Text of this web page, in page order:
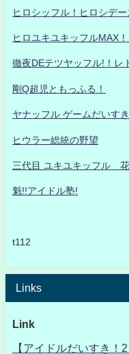
ヒロシッフル！ヒロシデ
ヒロユキユキッフルMAX
徹夜DEテツヤッフル!！レ
剛Q超児ともっふる！
ヤナッフル ゲームだいす
ヒウラー総統の野望
三代目 ユキユキッフル 花
魁!!アイドル塾!
t112
Links
Link
【アイドルだいすき！